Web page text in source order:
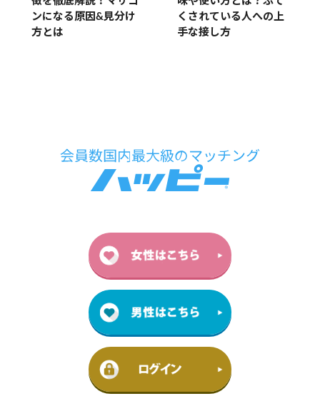
ンになる原因&見分け
方とは
くされている人への上
手な接し方